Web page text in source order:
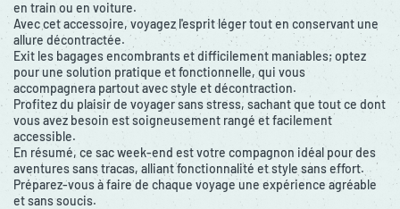
en train ou en voiture.
Avec cet accessoire, voyagez l'esprit léger tout en conservant une
allure décontractée.
Exit les bagages encombrants et difficilement maniables; optez
pour une solution pratique et fonctionnelle, qui vous
accompagnera partout avec style et décontraction.
Profitez du plaisir de voyager sans stress, sachant que tout ce dont
vous avez besoin est soigneusement rangé et facilement
accessible.
En résumé, ce sac week-end est votre compagnon idéal pour des
aventures sans tracas, alliant fonctionnalité et style sans effort.
Préparez-vous à faire de chaque voyage une expérience agréable
et sans soucis.